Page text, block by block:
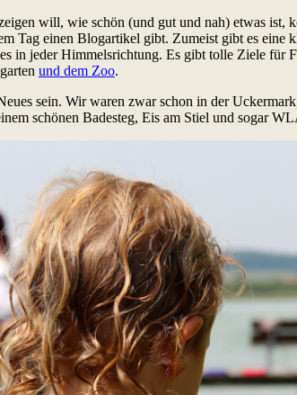
will, wie schön (und gut und nah) etwas ist,
Tag einen Blogartikel gibt. Zumeist gibt es
in jeder Himmelsrichtung. Es gibt tolle Ziele für
und dem Zoo.
sein. Wir waren zwar schon in der
schönen Badesteg, Eis am Stiel und sogar